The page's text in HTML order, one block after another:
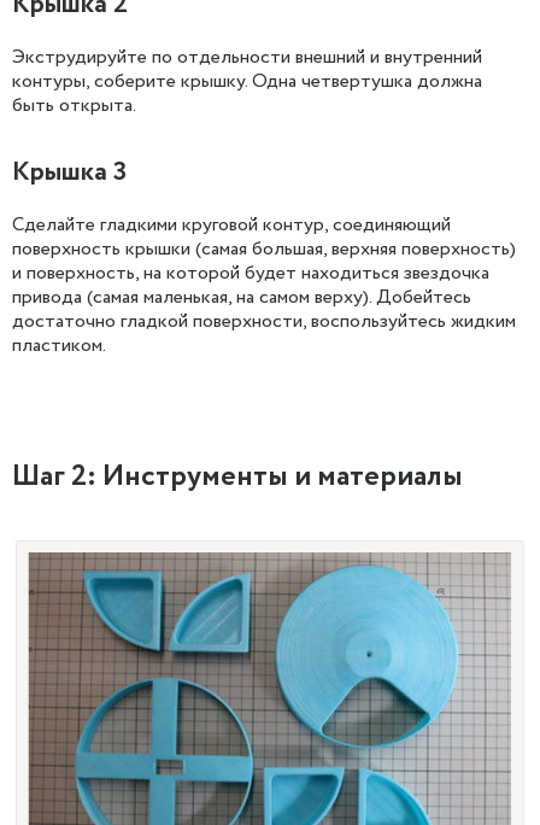
Экструдируйте по отдельности внешний и внутренний
контуры, соберите крышку. Одна четвертушка должна
быть открыта.
Крышка 3
Сделайте гладкими круговой контур, соединяющий
поверхность крышки (самая большая, верхняя поверхность)
и поверхность, на которой будет находиться звездочка
привода (самая маленькая, на самом верху). Добейтесь
достаточно гладкой поверхности, воспользуйтесь жидким
пластиком.
Шаг 2: Инструменты и материалы